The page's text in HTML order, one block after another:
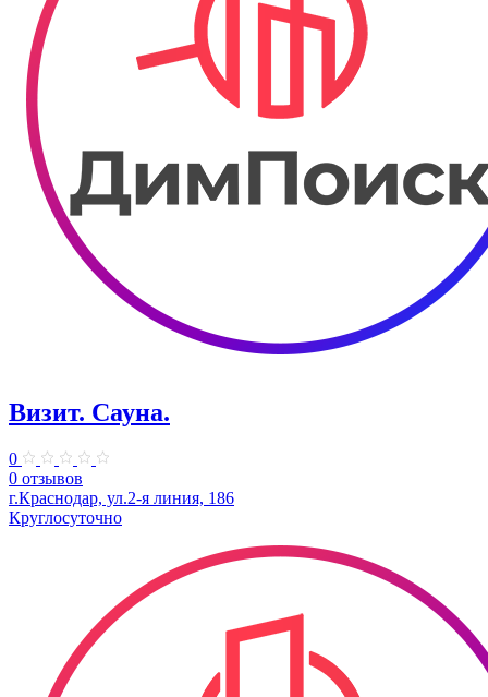
Визит. Сауна.
0
0 отзывов
г.Краснодар, ул.2-я линия, 186
Круглосуточно